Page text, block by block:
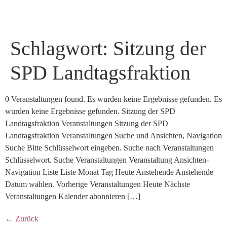
Schlagwort: Sitzung der
SPD Landtagsfraktion
0 Veranstaltungen found. Es wurden keine Ergebnisse gefunden. Es
wurden keine Ergebnisse gefunden. Sitzung der SPD
Landtagsfraktion Veranstaltungen Sitzung der SPD
Landtagsfraktion Veranstaltungen Suche und Ansichten, Navigation
Suche Bitte Schlüsselwort eingeben. Suche nach Veranstaltungen
Schlüsselwort. Suche Veranstaltungen Veranstaltung Ansichten-
Navigation Liste Liste Monat Tag Heute Anstehende Anstehende
Datum wählen. Vorherige Veranstaltungen Heute Nächste
Veranstaltungen Kalender abonnieren […]
← Zurück